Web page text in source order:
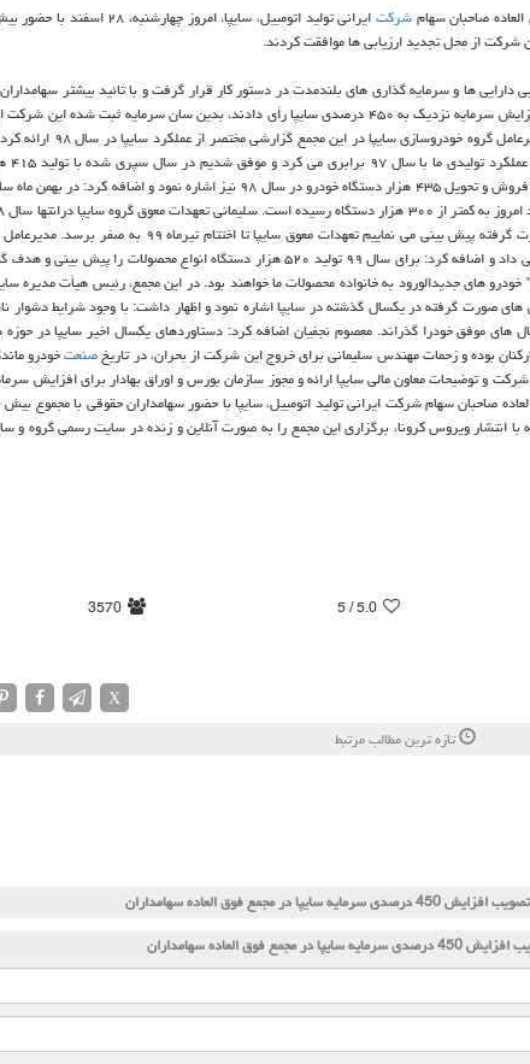
صاحبان سهامشركت
میلیارد ریال به ۱۹۵ هزار و ۵۰۰ میلیارد ریال افزایش
وجود
هزار دستگاه خودرو اعلام نمود و اضافه كرد: با برنامه ریزی های صورت گرفته پیش بینی می نماییم
خودرو جدید به سبد محصولات این گروه خودروسازی در سال ۹۹ آگاهی داد و اضافه كرد: برای سال ۹۹ تولید ۵۲۰ هزار دستگاه انواع
از كوییك ۹۹ و ساینا ۹۹ به همراه "شاهین" خودرو های جدیدالورود به خانواده محصولات ما خواهند بود. در این مجمع، رئیس هیأت
های صورت گرفته در یكسال گذشته در سایپا اشاره نمود و اظهار داشت: با وجود شرایط دشوار
های موفق خودرا گذراند. معصوم نجفیان اضافه كرد: دستاوردهای یكسال اخیر سایپا در حوزه
بوده و زحمات مهندس سلیمانی برای خروج این شركت از بحران، در تاریخصنعتخودرو
و توضیحات معاون مالی سایپا ارائه و مجوز سازمان بورس و اوراق بهادار برای افزایش
انتشار ویروس كرونا، برگزاری این مجمع را به صورت آنلاین و زنده در سایت رسمی گروه و
5.0
/ 5
3570
X
تازه ترین مطالب مرتبط
تصویب افزایش 450 درصدی سرمایه سایپا در مجمع فوق العاده سهامداران
سرمایه سایپا در مجمع فوق العاده سهامداران